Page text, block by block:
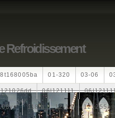
Refroidissement
01-320 03-06
06l121111
118ia 12-14 121255a